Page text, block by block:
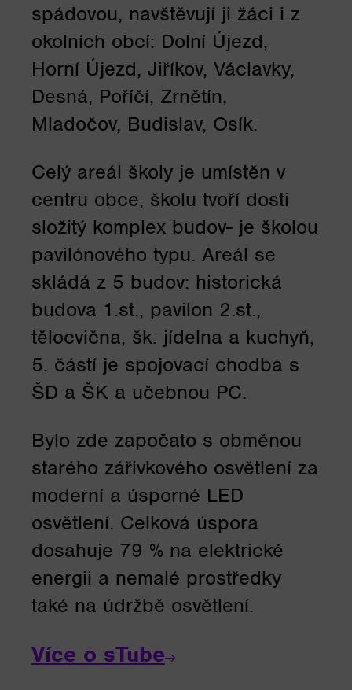
spádovou, navštěvují ji žáci i z
okolních obcí: Dolní Újezd,
Horní Újezd, Jiříkov, Václavky,
Desná, Poříčí, Zrnětín,
Mladočov, Budislav, Osík.
Celý areál školy je umístěn v
centru obce, školu tvoří dosti
složitý komplex budov- je školou
pavilónového typu. Areál se
skládá z 5 budov: historická
budova 1.st., pavilon 2.st.,
tělocvična, šk. jídelna a kuchyň,
5. částí je spojovací chodba s
ŠD a ŠK a učebnou PC.
Bylo zde započato s obměnou
starého zářivkového osvětlení za
moderní a úsporné LED
osvětlení. Celková úspora
dosahuje 79 % na elektrické
energii a nemalé prostředky
také na údržbě osvětlení.
Více o sTube